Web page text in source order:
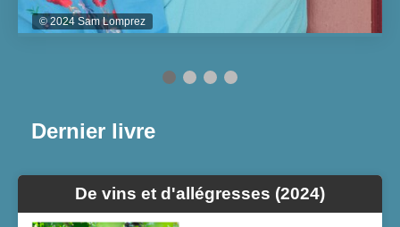
© 2024 Sam Lomprez
Dernier livre
De vins et d'allégresses (2024)